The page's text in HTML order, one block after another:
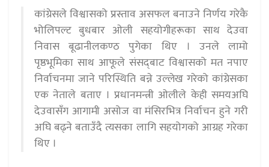
कांग्रेसले विश्वासको प्रस्ताव असफल बनाउने निर्णय गरेकै
भोलिपल्ट बुधबार ओली सहयोगीहरूका साथ देउवा
निवास बूढानीलकण्ठ पुगेका थिए । उनले लामो
पृष्ठभूमिका साथ आफूले संसद्‌बाट विश्वासको मत नपाए
निर्वाचनमा जाने परिस्थिति बन्ने उल्लेख गरेको कांग्रेसका
एक नेताले बताए । प्रधानमन्त्री ओलीले केही समयअघि
देउवासँग आगामी असोज वा मंसिरभित्र निर्वाचन हुने गरी
अघि बढ्ने बताउँदै त्यसका लागि सहयोगको आग्रह गरेका
थिए ।